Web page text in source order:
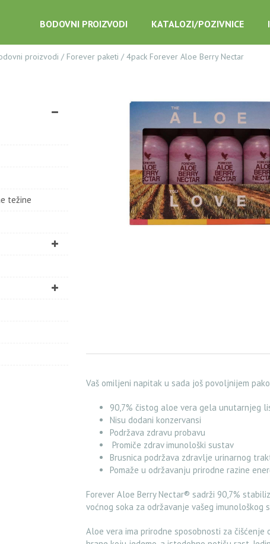
BODOVNI PROIZVODI KATALOZI/POZIVNICE
proizvodi / Forever paketi / 4pack Forever Aloe Berry Nectar
težine
Vaš omiljeni napitak u sada još povoljnijem
90,7% čistog aloe vera gela unutarnjeg
Nisu dodani konzervansi
Podržava zdravu probavu
Promiče zdrav imunološki sustav
Brusnica podržava zdravlje urinarnog
Pomaže u održavanju prirodne razine
Forever Aloe Berry Nectar® sadrži 90,7%
voćnog soka za održavanje vašeg
Aloe vera ima prirodne sposobnosti za